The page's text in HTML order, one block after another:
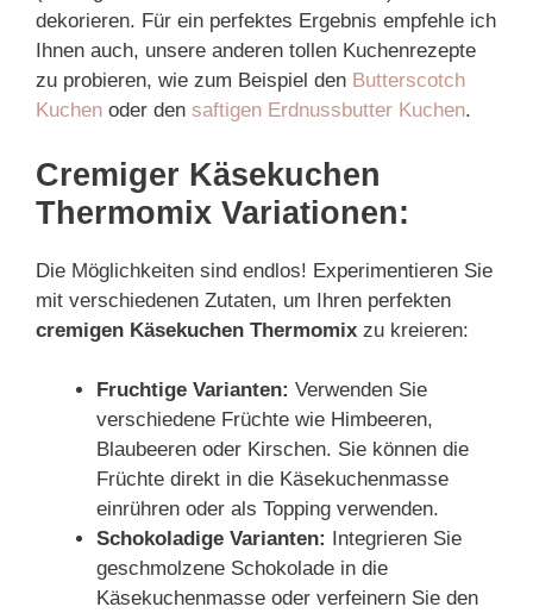
dekorieren. Für ein perfektes Ergebnis empfehle ich
Ihnen auch, unsere anderen tollen Kuchenrezepte
zu probieren, wie zum Beispiel den Butterscotch
Kuchen oder den saftigen Erdnussbutter Kuchen.
Cremiger Käsekuchen
Thermomix Variationen:
Die Möglichkeiten sind endlos! Experimentieren Sie
mit verschiedenen Zutaten, um Ihren perfekten
cremigen Käsekuchen Thermomix zu kreieren:
Fruchtige Varianten: Verwenden Sie
verschiedene Früchte wie Himbeeren,
Blaubeeren oder Kirschen. Sie können die
Früchte direkt in die Käsekuchenmasse
einrühren oder als Topping verwenden.
Schokoladige Varianten: Integrieren Sie
geschmolzene Schokolade in die
Käsekuchenmasse oder verfeinern Sie den